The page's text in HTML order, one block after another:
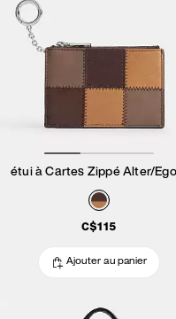
C$115
Ajouter au panier